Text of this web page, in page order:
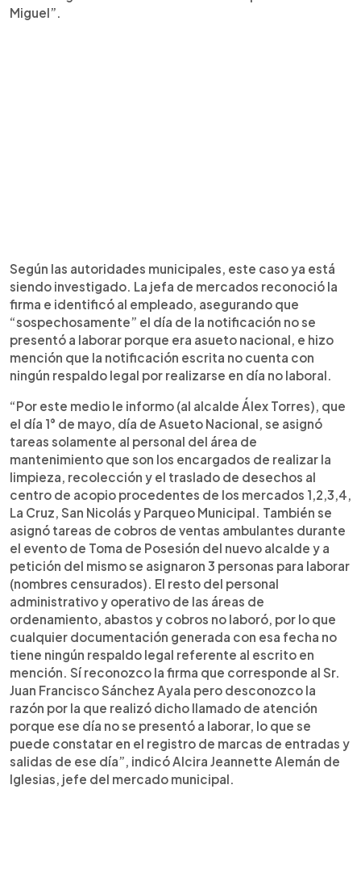
Miguel”.
Según las autoridades municipales, este caso ya está
siendo investigado. La jefa de mercados reconoció la
firma e identificó al empleado, asegurando que
“sospechosamente” el día de la notificación no se
presentó a laborar porque era asueto nacional, e hizo
mención que la notificación escrita no cuenta con
ningún respaldo legal por realizarse en día no laboral.
“Por este medio le informo (al alcalde Álex Torres), que
el día 1° de mayo, día de Asueto Nacional, se asignó
tareas solamente al personal del área de
mantenimiento que son los encargados de realizar la
limpieza, recolección y el traslado de desechos al
centro de acopio procedentes de los mercados 1,2,3,4,
La Cruz, San Nicolás y Parqueo Municipal. También se
asignó tareas de cobros de ventas ambulantes durante
el evento de Toma de Posesión del nuevo alcalde y a
petición del mismo se asignaron 3 personas para laborar
(nombres censurados). El resto del personal
administrativo y operativo de las áreas de
ordenamiento, abastos y cobros no laboró, por lo que
cualquier documentación generada con esa fecha no
tiene ningún respaldo legal referente al escrito en
mención. Sí reconozco la firma que corresponde al Sr.
Juan Francisco Sánchez Ayala pero desconozco la
razón por la que realizó dicho llamado de atención
porque ese día no se presentó a laborar, lo que se
puede constatar en el registro de marcas de entradas y
salidas de ese día”, indicó Alcira Jeannette Alemán de
Iglesias, jefe del mercado municipal.